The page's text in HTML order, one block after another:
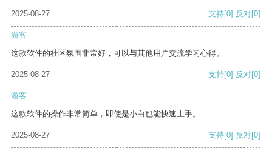
2025-08-27 支持[0] 反对[0]
游客
这款软件的社区氛围非常好，可以与其他用户交流学习心得。
2025-08-27 支持[0] 反对[0]
游客
这款软件的操作非常简单，即使是小白也能快速上手。
2025-08-27 支持[0] 反对[0]